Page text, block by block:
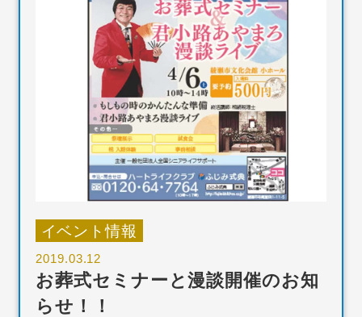
イベント情報
2019.03.12
お葬式セミナーと漫談開催のお知
らせ！！